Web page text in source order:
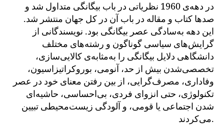
در دهه‌ی 1960 نظریاتی در باب بیگانگی متداول شد و
صدها کتاب و مقاله در باب آن در کل جهان منتشر شد.
این دهه به‌سادگی عصر بیگانگی بود. نویسندگانی از
گرایش‌های سیاسی گوناگون و رشته‌های مختلف
دانشگاهی دلایل بیگانگی را به‌مثابه‌ی کالایی‌سازی،
تخصصی‌شدن بیش از حد، آنومی، بوروکراتیزاسیون،
وفاداری، مصرف‌گرایی، از بین رفتن معنای خود در عصر
تکنولوژی، حتی انزوای فردی، بی‌احساسی، حاشیه‌ای
شدن اجتماعی یا قومی، و آلودگی زیست‌محیطی تبیین
می‌کردند.